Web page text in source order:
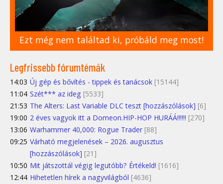
Ezt még nem találtad ki, próbáld meg most!
Legfrissebb fórumtémák
14:03 Új gép és bővítés - tippek és tanácsok [15144]
11:04 Szét*** az ideg [5533]
21:53 The Alters: Last Variable DLC teszt [hozzászólások] [6]
19:00 2 éves vagyok itt a Domeon.HIP-HOP HURÁÁ!!!!!! [270]
13:06 Warhammer 40,000: Rogue Trader [88]
09:25 Várható megjelenések – 2026. augusztus
[hozzászólások] [21]
10:50 Mit játszottál végig legutóbb? Értékeld! [1616]
12:44 Hihetetlen hírek a nagyvilágból [4636]